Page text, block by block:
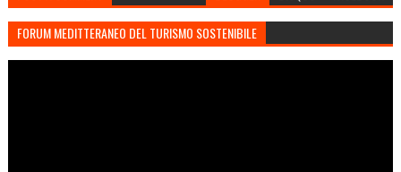
FORUM MEDITTERANEO DEL TURISMO SOSTENIBILE